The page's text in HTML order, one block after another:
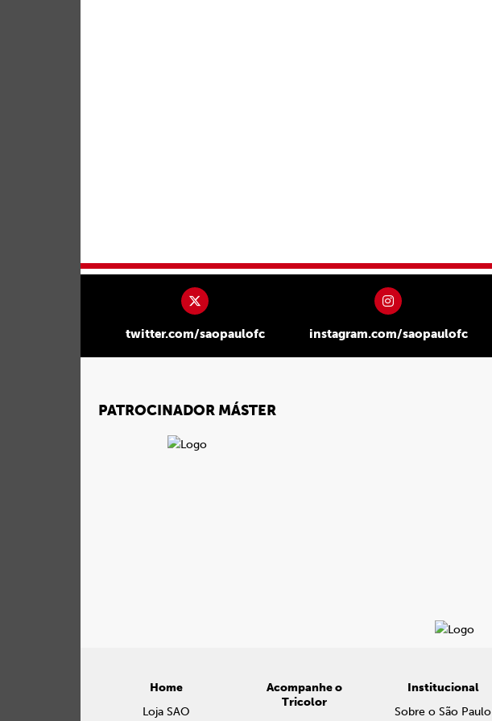
twitter.com/saopaulofc instagram.com/saopaulofc
PATROCINADOR MÁSTER
Home
Loja SAO
Acompanhe o
Tricolor
Institucional
Sobre o São Paulo